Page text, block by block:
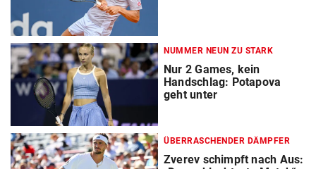
NUMMER NEUN ZU STARK
Nur 2 Games, kein
Handschlag: Potapova
geht unter
ÜBERRASCHENDER DÄMPFER
Zverev schimpft nach Aus: